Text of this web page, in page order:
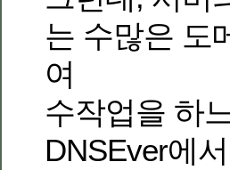
는 수많은 도
여
수작업을 하
DNSEver에